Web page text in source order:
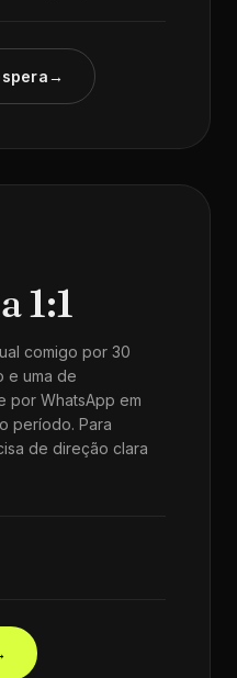
→
1:1
comigo por 30
e uma de
por WhatsApp em
período. Para
de direção clara